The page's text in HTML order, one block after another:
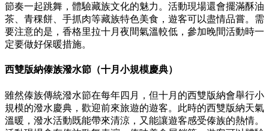
節奏一起跳舞，體驗藏族文化的魅力。活動現場還會擺滿酥油
茶、青稞餅、手抓肉等藏族特色美食，遊客可以盡情品嘗。需
要注意的是，香格里拉十月夜間氣溫較低，參加晚間活動時一
定要做好保暖措施。
西雙版納傣族潑水節（十月小規模慶典）
雖然傣族傳統潑水節在每年四月，但十月的西雙版納會舉行小
規模的潑水慶典，歡迎前來旅遊的遊客。此時的西雙版納天氣
溫暖，潑水活動既能帶來清涼，又能讓遊客感受傣族的熱情。